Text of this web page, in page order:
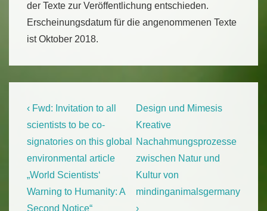
der Texte zur Veröffentlichung entschieden.
Erscheinungsdatum für die angenommenen Texte
ist Oktober 2018.
Beitragsnavigation
Previous
Post
is
‹ Fwd: Invitation to all
scientists to be co-
signatories on this global
environmental article
„World Scientists‘
Warning to Humanity: A
Second Notice“
Next
Post
is
Design und Mimesis
Kreative
Nachahmungsprozesse
zwischen Natur und
Kultur von
mindinganimalsgermany
›